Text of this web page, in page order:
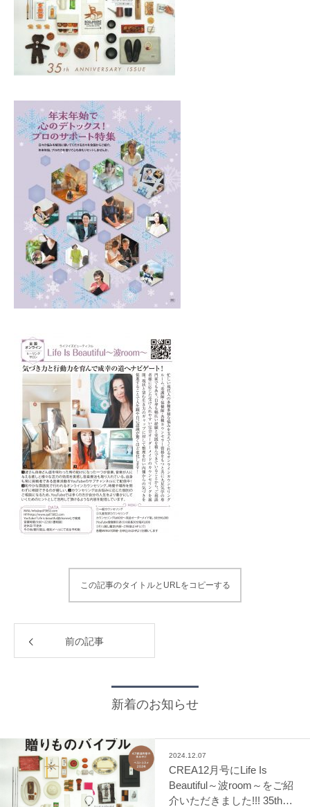
この記事のタイトルとURLをコピーする
前の記事
新着のお知らせ
2024.12.07
CREA12月号にLife Is
Beautiful～波room～をご紹
介いただきました!!! 35th